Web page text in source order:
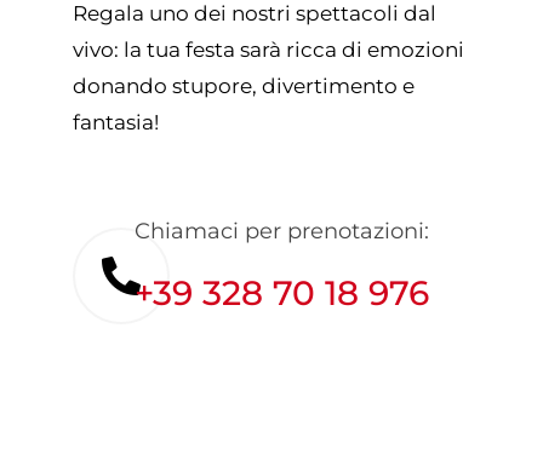
Regala uno dei nostri spettacoli dal
vivo: la tua festa sarà ricca di emozioni
donando stupore, divertimento e
fantasia!
Chiamaci per prenotazioni:
+39 328 70 18 976